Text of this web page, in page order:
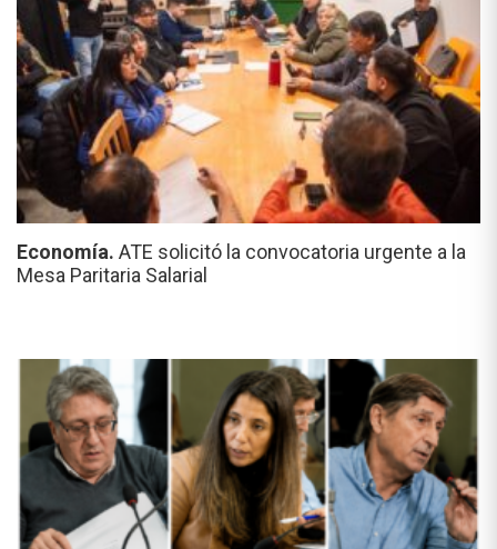
Economía. ATE solicitó la convocatoria urgente a la
Mesa Paritaria Salarial